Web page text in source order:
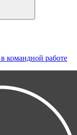
командной работе